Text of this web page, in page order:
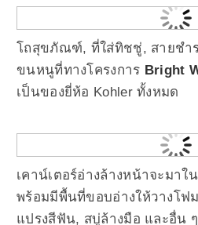
โถสุขภัณฑ์, ที่ใส่ทิชชู่, สายชำ
ขนหนูที่ทางโครงการ Bright
เป็นของยี่ห้อ Kohler ทั้งหมด
เคาน์เตอร์อ่างล้างหน้าจะมาใ
พร้อมมีพื้นที่ขอบอ่างให้วางโฟ
แปรงสีฟัน, สบู่ล้างมือ และอื่น